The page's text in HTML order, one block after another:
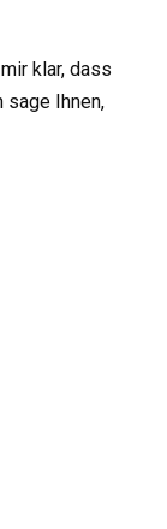
klar, dass
sage Ihnen,